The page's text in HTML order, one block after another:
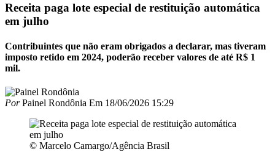
Receita paga lote especial de restituição automática
em julho
Contribuintes que não eram obrigados a declarar, mas tiveram
imposto retido em 2024, poderão receber valores de até R$ 1
mil.
PorPainel Rondônia Em 18/06/2026 15:29
© Marcelo Camargo/Agência Brasil